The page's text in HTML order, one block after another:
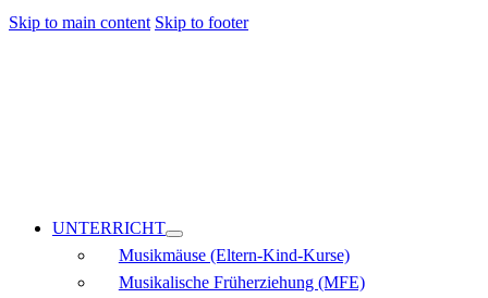
Skip to main content Skip to footer
UNTERRICHT
Musikmäuse (Eltern-Kind-Kurse)
Musikalische Früherziehung (MFE)